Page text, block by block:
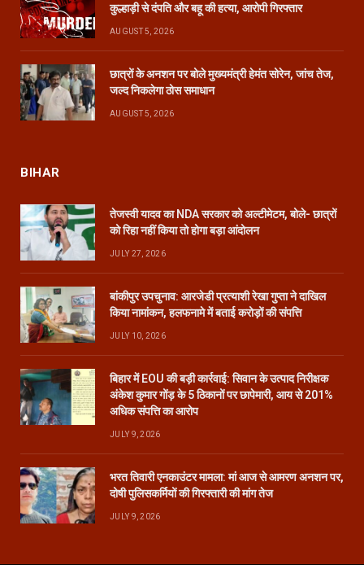
कुल्हाड़ी से दंपति और बहू की हत्या, आरोपी गिरफ्तार
AUGUST 5, 2026
छात्रों के अनशन पर बोले मुख्यमंत्री हेमंत सोरेन, जांच तेज,
जल्द निकलेगा ठोस समाधान
AUGUST 5, 2026
BIHAR
तेजस्वी यादव का NDA सरकार को अल्टीमेटम, बोले- छात्रों
को रिहा नहीं किया तो होगा बड़ा आंदोलन
JULY 27, 2026
बांकीपुर उपचुनाव: आरजेडी प्रत्याशी रेखा गुप्ता ने दाखिल
किया नामांकन, हलफनामे में बताई करोड़ों की संपत्ति
JULY 10, 2026
बिहार में EOU की बड़ी कार्रवाई: सिवान के उत्पाद निरीक्षक
अंकेश कुमार गोंड़ के 5 ठिकानों पर छापेमारी, आय से 201%
अधिक संपत्ति का आरोप
JULY 9, 2026
भरत तिवारी एनकाउंटर मामला: मां आज से आमरण अनशन पर,
दोषी पुलिसकर्मियों की गिरफ्तारी की मांग तेज
JULY 9, 2026